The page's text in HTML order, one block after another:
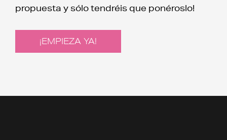
propuesta y sólo tendréis que ponéroslo!
¡EMPIEZA YA!